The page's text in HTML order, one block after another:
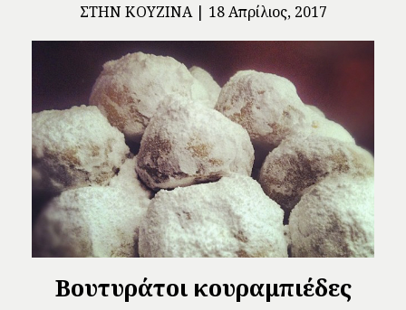
ΣΤΗΝ ΚΟΥΖΊΝΑ 18 Απρίλιος, 2017
Βουτυράτοι κουραμπιέδες